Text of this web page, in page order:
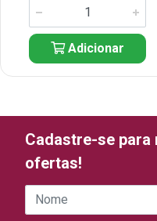
Adicionar
Cadastre-se para
ofertas!